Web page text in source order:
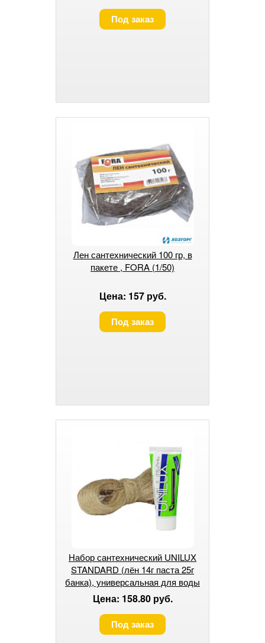
Под заказ
Лен сантехнический 100 гр, в
пакете , FORA (1/50)
Цена: 157 руб.
Под заказ
Набор сантехнический UNILUX
STANDARD (лён 14г паста 25г
банка), универсальная для воды
и газа(1/200)
Цена: 158.80 руб.
Под заказ